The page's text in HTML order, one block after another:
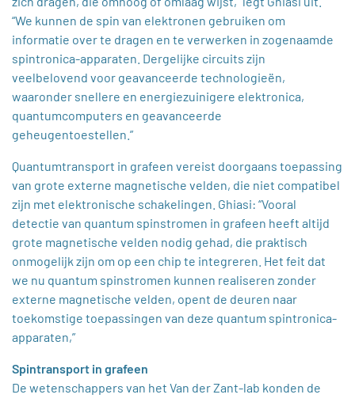
“We kunnen de spin van elektronen gebruiken om
informatie over te dragen en te verwerken in zogenaamde
spintronica-apparaten. Dergelijke circuits zijn
veelbelovend voor geavanceerde technologieën,
waaronder snellere en energiezuinigere elektronica,
quantumcomputers en geavanceerde
geheugentoestellen.”
Quantumtransport in grafeen vereist doorgaans toepassing
van grote externe magnetische velden, die niet compatibel
zijn met elektronische schakelingen. Ghiasi: “Vooral
detectie van quantum spinstromen in grafeen heeft altijd
grote magnetische velden nodig gehad, die praktisch
onmogelijk zijn om op een chip te integreren. Het feit dat
we nu quantum spinstromen kunnen realiseren zonder
externe magnetische velden, opent de deuren naar
toekomstige toepassingen van deze quantum spintronica-
apparaten,”
Spintransport in grafeen
De wetenschappers van het Van der Zant-lab konden de